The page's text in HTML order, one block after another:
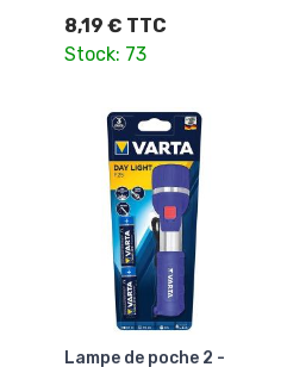
8,19 € TTC
Stock: 73
Lampe de poche 2 -